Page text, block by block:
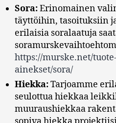
Sora:Erinomainen
täyttöihin, tasoituksiin
erilaisia soralaatuja
https://murske.net/
ainekset/sora/
Hiekka:Tarjoamme
seulottua hiekkaa
muuraushiekkaa